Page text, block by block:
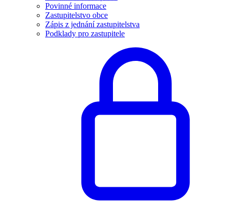
Povinné informace
Zastupitelstvo obce
Zápis z jednání zastupitelstva
Podklady pro zastupitele